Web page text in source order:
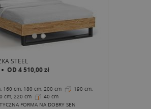
STEEL
OD 4 510,00 zł
160 cm, 180 cm, 200 cm
190 cm,
cm, 220 cm
40 cm
FORMA NA DOBRY SEN